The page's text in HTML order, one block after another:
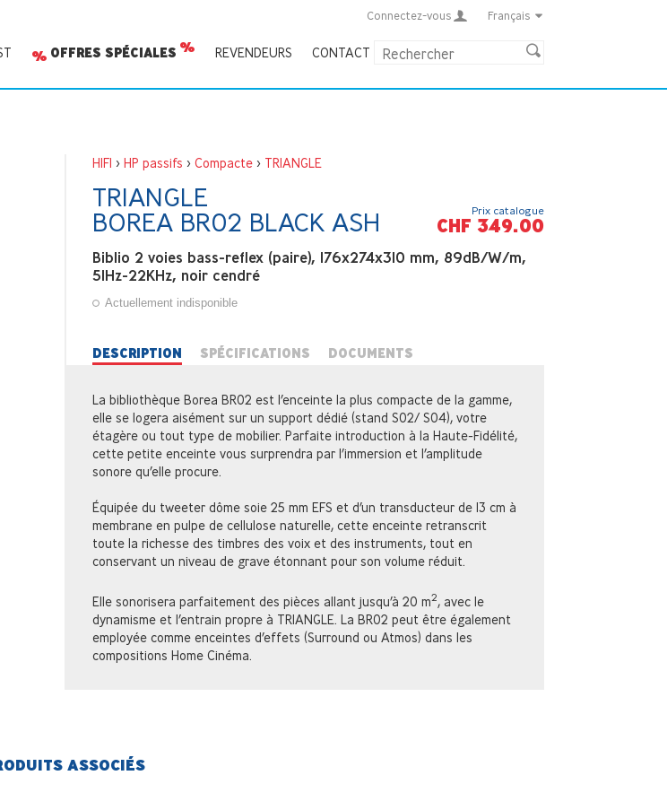
Connectez-vous Français
OFFRES SPÉCIALES REVENDEURS CONTACT
HIFI > HP passifs > Compacte> TRIANGLE
TRIANGLE
BOREA BR02 BLACK ASH
Biblio 2 voies bass-reflex (paire), 176x274x310 mm, 89dB/W/m,
51Hz-22KHz, noir cendré
Actuellement indisponible
Prix catalogue
CHF 349.00
DESCRIPTION SPÉCIFICATIONS DOCUMENTS
La bibliothèque Borea BR02 est l’enceinte la plus compacte de la gamme,
elle se logera aisément sur un support dédié (stand S02/ S04), votre
étagère ou tout type de mobilier. Parfaite introduction à la Haute-Fidélité,
cette petite enceinte vous surprendra par l’immersion et l’amplitude
sonore qu’elle procure.
Équipée du tweeter dôme soie 25 mm EFS et d’un transducteur de 13 cm à
membrane en pulpe de cellulose naturelle, cette enceinte retranscrit
toute la richesse des timbres des voix et des instruments, tout en
conservant un niveau de grave étonnant pour son volume réduit.
Elle sonorisera parfaitement des pièces allant jusqu’à 20 m2, avec le
dynamisme et l’entrain propre à TRIANGLE. La BR02 peut être également
employée comme enceintes d’effets (Surround ou Atmos) dans les
compositions Home Cinéma.
ASSOCIÉS